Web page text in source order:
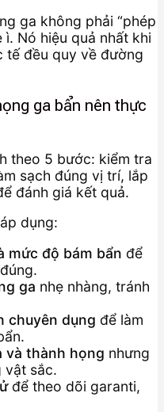
ga không phải “phép
Nó hiệu quả nhất khi
tế đều quy về đường
ga bẩn nên thực
theo 5 bước: kiểm tra
sạch đúng vị trí, lắp
đánh giá kết quả.
dụng:
mức độ bám bẩn để
ga nhẹ nhàng, tránh
chuyên dụng để làm
và thành họng nhưng
vật sắc.
để theo dõi garanti,